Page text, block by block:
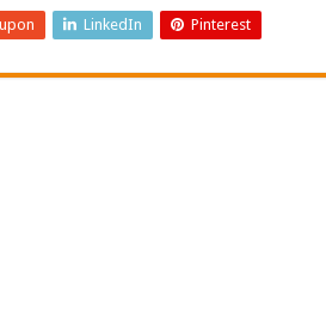
LinkedIn Pinterest